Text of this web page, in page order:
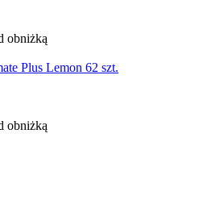
obniżką
Plus Lemon 62 szt.
obniżką